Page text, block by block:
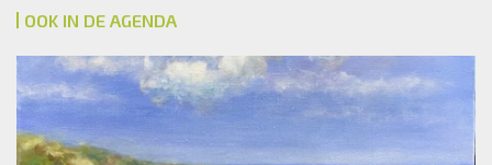
OOK IN DE AGENDA